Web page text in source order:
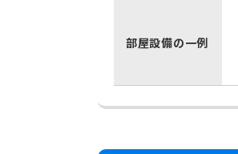
部屋設備の一例